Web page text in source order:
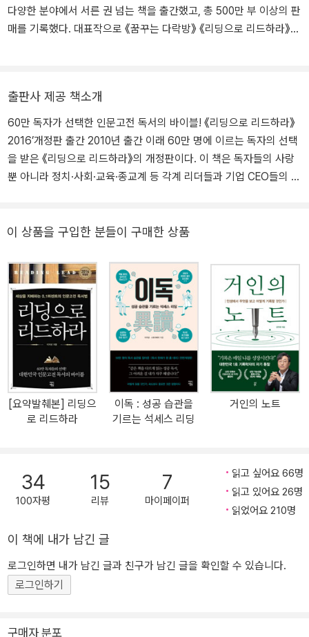
다양한 분야에서 서른 권 넘는 책을 출간했고, 총 500만 부 이상의 판
매를 기록했다. 대표작으로 《꿈꾸는 다락방》 《리딩으로 리드하라》
출판사 제공 책소개
60만 독자가 선택한 인문고전 독서의 바이블! 《리딩으로 리드하라》
2016’개정판 출간 2010년 출간 이래 60만 명에 이르는 독자의 선택
을 받은 《리딩으로 리드하라》의 개정판이다. 이 책은 독자들의 사랑
뿐 아니라 정치·사회·교육·종교계 등 각계 리더들과 기업 CEO들의 필
과정이 생기는 계기를 마련했고, 부모들과 교사들 사이에서 인문고전
시키기도 했다. 인문학으로 자기계발을 한다는 것. 지금, 왜 인문고전
독서인가. 저자 이지성은 ‘개정판을 출간하며’에 밝힌 소회에서, “깨
달음과 사랑의 실천이 없다면 인문고전 독서는 지극히 헛된 것”이라
면서 “책 읽기와 강의 듣기가 중심인, 조선 시대 주자학 공부나 오늘
날의 입시 공부와 본질적으로 다를 것 없는 지식 위주의 인문학 열
풍”을 향해 우려의 눈빛을 보낸다. “이런 인문학은 세상을 진보시키
지 못한다. 도리어 퇴보시킨다.” 세상을 진보시키는 인문학은 무엇일
까? 세종대왕을 생각해보자. 그의 인문고전 독서법은 인간의 한계를
초월한 치열함으로 요약된다. 그의 독서법은 백독백습百讀百習, 즉
100번 읽고 100번 필사하는 것이었다. (…) 세종은 왜 그토록 힘들게
모아놓고 한 다음 말에서 그 확신을 얻었다. “내 유일한 소망은 백성
들이 원망하는 일과 억울한 일에서 벗어나는 것이요, 농사짓는 마을
에서 근심하면서 탄식하는 일이 영원히 그치는 것이요, 그로 인해 백
성들이 살아가는 기쁨을 누리고자 하는 것이다. 너희들은 내 지극한
록 4‘인문학으로 자기계발을 한다는 것’에 수록)에서 “인문학의 기본
정신은 낮은 자리에 있는 사람들을 어떻게 도울 수 있을까, 어떻게 행
속에서 인문학을 한 사람들의 흐름”이라고 답한다. 실제로 그는 《리
이 상품을 구입한 분들이 구매한 상품
[요약발췌본] 리딩으
로 리드하라
이독 : 성공 습관을
기르는 석세스 리딩
거인의 노트
34
100자평
15
리뷰
7
마이페이퍼
읽고 싶어요 66명
읽고 있어요 26명
읽었어요 210명
이 책에 내가 남긴 글
로그인하면 내가 남긴 글과 친구가 남긴 글을 확인할 수 있습니다.
로그인하기
구매자 분포